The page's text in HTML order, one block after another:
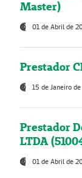
Master)
01 de Abril de
Prestador
15 de Janeiro
Prestador
LTDA
01 de Abril de